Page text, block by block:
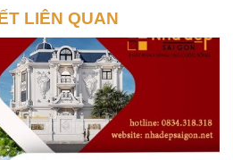
LIÊN QUAN